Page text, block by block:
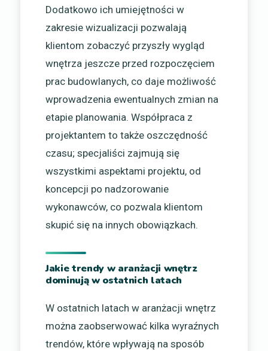
Dodatkowo ich umiejętności w
zakresie wizualizacji pozwalają
klientom zobaczyć przyszły wygląd
wnętrza jeszcze przed rozpoczęciem
prac budowlanych, co daje możliwość
wprowadzenia ewentualnych zmian na
etapie planowania. Współpraca z
projektantem to także oszczędność
czasu; specjaliści zajmują się
wszystkimi aspektami projektu, od
koncepcji po nadzorowanie
wykonawców, co pozwala klientom
skupić się na innych obowiązkach.
Jakie trendy w aranżacji wnętrz
dominują w ostatnich latach
W ostatnich latach w aranżacji wnętrz
można zaobserwować kilka wyraźnych
trendów, które wpływają na sposób